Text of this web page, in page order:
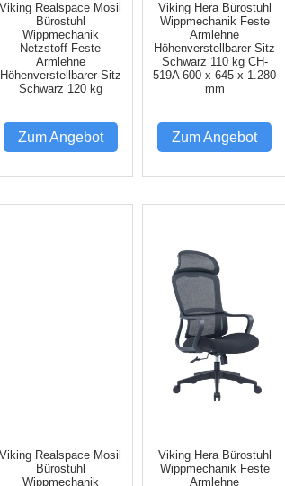
Viking Realspace Mosil
Bürostuhl
Wippmechanik
Netzstoff Feste
Armlehne
Höhenverstellbarer Sitz
Schwarz 120 kg
Zum Angebot
Viking Hera Bürostuhl
Wippmechanik Feste
Armlehne
Höhenverstellbarer Sitz
Schwarz 110 kg CH-
519A 600 x 645 x 1.280
mm
Zum Angebot
Viking Realspace Mosil
Bürostuhl
Wippmechanik
Viking Hera Bürostuhl
Wippmechanik Feste
Armlehne